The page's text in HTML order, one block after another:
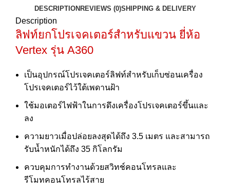
DESCRIPTION REVIEWS (0)SHIPPING & DELIVERY
Description
ลิฟท์ยกโปรเจคเตอร์สำหรับแขวน ยี่ห้อ
Vertex รุ่น A360
เป็นอุปกรณ์โปรเจคเตอร์ลิฟท์สำหรับเก็บซ่อนเครื่อง
โปรเจคเตอร์ไว้ใต้เพดานฝ้า
ใช้มอเตอร์ไฟฟ้าในการดึงเครื่องโปรเจคเตอร์ขึ้นและ
ลง
ความยาวเมื่อปล่อยลงสุดได้ถึง 3.5 เมตร และสามารถ
รับน้ำหนักได้ถึง 35 กิโลกรัม
ควบคุมการทำงานด้วยสวิทช์คอนโทรลและ
รีโมทคอนโทรลไร้สาย